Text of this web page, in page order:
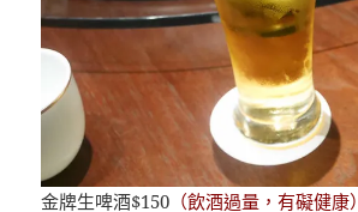
金牌生啤酒$150 （飲酒過量，有礙健康）